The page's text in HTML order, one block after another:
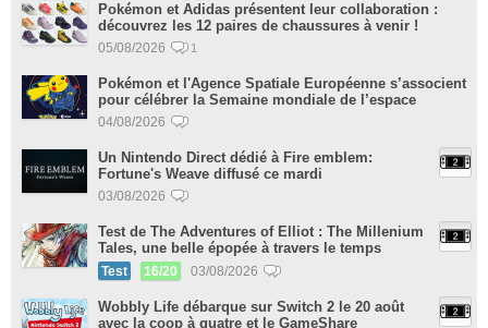
Pokémon et Adidas présentent leur collaboration :
découvrez les 12 paires de chaussures à venir !
05/08/2026 1
Pokémon et l'Agence Spatiale Européenne s’associent
pour célébrer la Semaine mondiale de l’espace
04/08/2026
Un Nintendo Direct dédié à Fire emblem:
Fortune's Weave diffusé ce mardi
03/08/2026
Test de The Adventures of Elliot : The Millenium
Tales, une belle épopée à travers le temps
Test 16/20 03/08/2026
Wobbly Life débarque sur Switch 2 le 20 août
avec la coop à quatre et le GameShare